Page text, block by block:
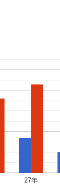
27年